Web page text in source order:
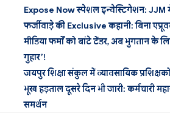
Expose Now स्पेशल इन्वेस्टिगेशन: JJM में
फर्जीवाड़े की Exclusive कहानी: बिना
मीडिया फर्मों को बांटे टेंडर, अब भुगतान के
गुहार’!
जयपुर शिक्षा संकुल में व्यावसायिक
भूख हड़ताल दूसरे दिन भी जारी: कर्मचारी
समर्थन